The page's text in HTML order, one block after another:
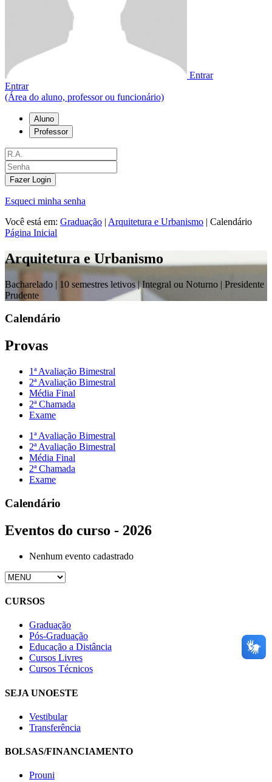
Entrar
Entrar
(Área do aluno, professor ou funcionário)
Aluno
Professor
Fazer Login
Esqueci minha senha
Você está em: Graduação | Arquitetura e Urbanismo | Calendário
Página Inicial
Arquitetura e Urbanismo
Bacharelado | 10 semestres letivos | Integral ou Noturno | Presidente
Prudente
Calendário
Provas
1ª Avaliação Bimestral
2ª Avaliação Bimestral
Média Final
2ª Chamada
Exame
1ª Avaliação Bimestral
2ª Avaliação Bimestral
Média Final
2ª Chamada
Exame
Calendário
Eventos do curso - 2026
Nenhum evento cadastrado
CURSOS
Graduação
Pós-Graduação
Educação a Distância
Cursos Livres
Cursos Técnicos
SEJA UNOESTE
Vestibular
Transferência
BOLSAS/FINANCIAMENTO
Prouni